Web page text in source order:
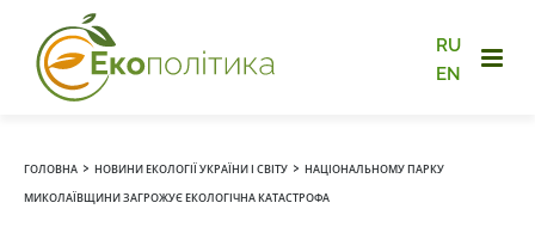
RU
EN
ГОЛОВНА › НОВИНИ ЕКОЛОГІЇ УКРАЇНИ І СВІТУ › НАЦІОНАЛЬНОМУ ПАРКУ
МИКОЛАЇВЩИНИ ЗАГРОЖУЄ ЕКОЛОГІЧНА КАТАСТРОФА